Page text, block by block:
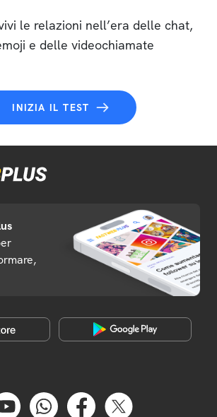
le relazioni nell’era delle chat,
e delle videochiamate
INIZIA IL TEST